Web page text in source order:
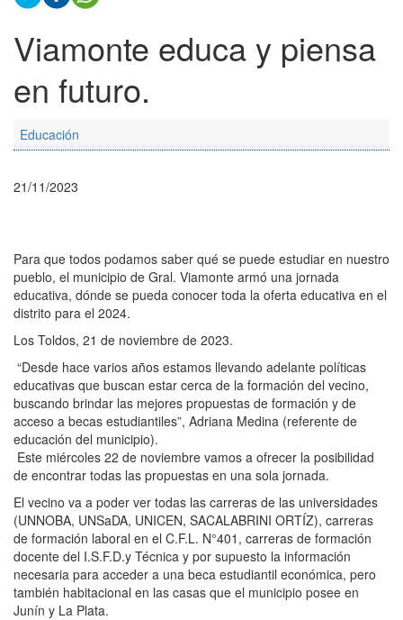
Viamonte educa y piensa
en futuro.
Educación
21/11/2023
Para que todos podamos saber qué se puede estudiar en nuestro
pueblo, el municipio de Gral. Viamonte armó una jornada
educativa, dónde se pueda conocer toda la oferta educativa en el
distrito para el 2024.
Los Toldos, 21 de noviembre de 2023.
“Desde hace varios años estamos llevando adelante políticas
educativas que buscan estar cerca de la formación del vecino,
buscando brindar las mejores propuestas de formación y de
acceso a becas estudiantiles”, Adriana Medina (referente de
educación del municipio).
Este miércoles 22 de noviembre vamos a ofrecer la posibilidad
de encontrar todas las propuestas en una sola jornada.
El vecino va a poder ver todas las carreras de las universidades
(UNNOBA, UNSaDA, UNICEN, SACALABRINI ORTÍZ), carreras
de formación laboral en el C.F.L. N°401, carreras de formación
docente del I.S.F.D.y Técnica y por supuesto la información
necesaria para acceder a una beca estudiantil económica, pero
también habitacional en las casas que el municipio posee en
Junín y La Plata.